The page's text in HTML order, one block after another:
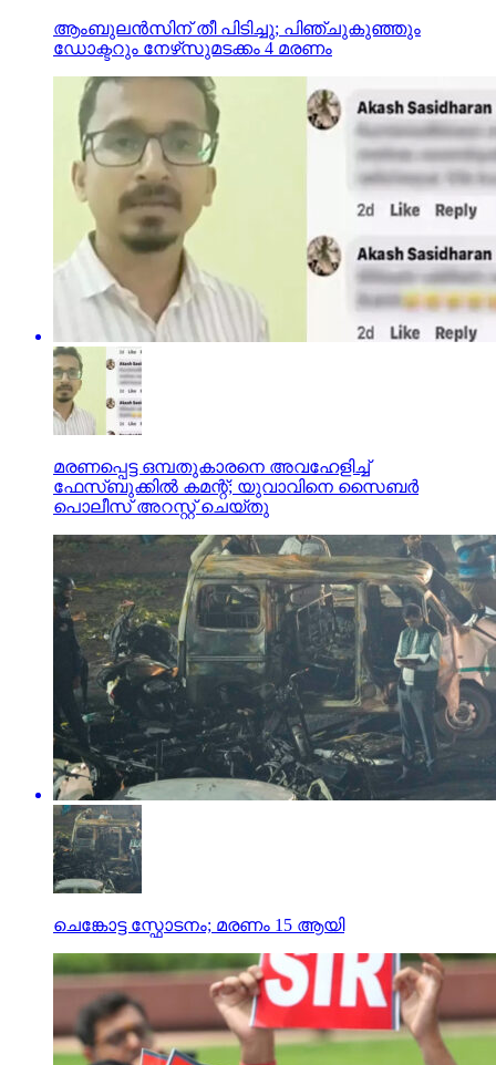
ആംബുലന്‍സിന് തീ പിടിച്ചു; പിഞ്ചുകുഞ്ഞും
ഡോക്ടറും നേഴ്‌സുമടക്കം 4 മരണം
മരണപ്പെട്ട ഒമ്പതുകാരനെ അവഹേളിച്ച്
ഫേസ്ബുക്കില്‍ കമന്റ്; യുവാവിനെ സൈബര്‍
പൊലീസ് അറസ്റ്റ് ചെയ്തു
ചെങ്കോട്ട സ്ഫോടനം; മരണം 15 ആയി